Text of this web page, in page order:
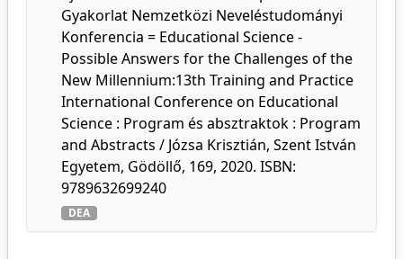
Gyakorlat Nemzetközi Neveléstudományi
Konferencia = Educational Science -
Possible Answers for the Challenges of the
New Millennium:13th Training and Practice
International Conference on Educational
Science : Program és absztraktok : Program
and Abstracts / Józsa Krisztián, Szent István
Egyetem, Gödöllő, 169, 2020. ISBN:
9789632699240
DEA